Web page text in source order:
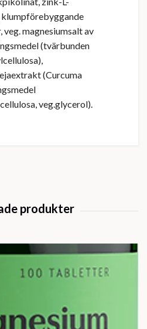
magnesiumsalt av
(tvärbunden
(Curcuma
veg.glycerol).